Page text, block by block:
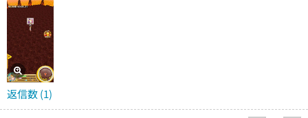
返信数 (1)